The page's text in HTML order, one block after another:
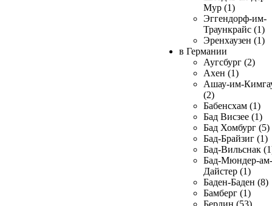
Мур (1)
Эггендорф-им-
Траункрайс (1)
Эренхаузен (1)
в Германии
Аугсбург (2)
Ахен (1)
Ашау-им-
(2)
Бабенсхам (1)
Бад Висзее (1)
Бад Хомбург (5)
Бад-Брайзиг (1)
Бад-Вильснак
Бад-Мюндер-ам-
Дайстер (1)
Баден-Баден (8)
Бамберг (1)
Берлин (53)